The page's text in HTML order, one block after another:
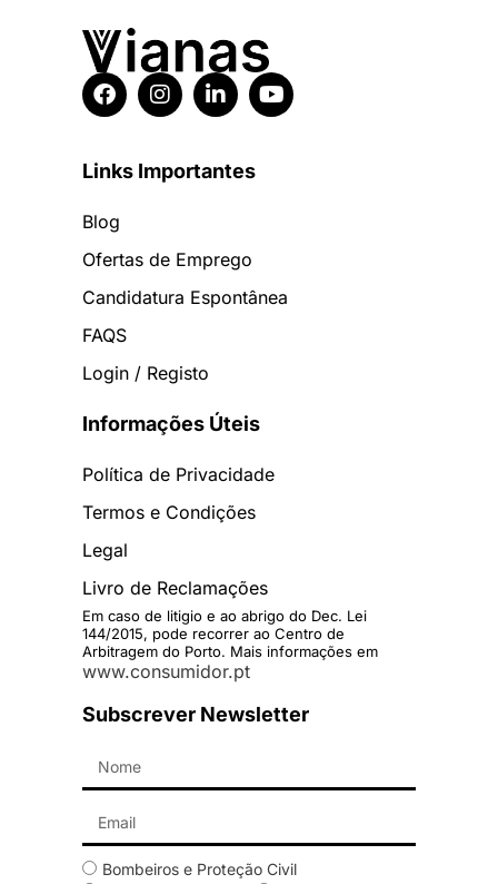
Links Importantes
Blog
Ofertas de Emprego
Candidatura Espontânea
FAQS
Login / Registo
Informações Úteis
Política de Privacidade
Termos e Condições
Legal
Livro de Reclamações
Em caso de litigio e ao abrigo do Dec. Lei
144/2015, pode recorrer ao Centro de
Arbitragem do Porto. Mais informações em
www.consumidor.pt
Subscrever Newsletter
Bombeiros e Proteção Civil